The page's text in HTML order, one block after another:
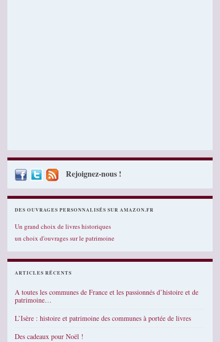
Rejoignez-nous !
DES OUVRAGES PERSONNALISÉS SUR AMAZON.FR
Un grand choix de livres historiques
un choix d'ouvrages sur le patrimoine
ARTICLES RÉCENTS
A toutes les communes de France et les passionnés d’histoire et de
patrimoine…
L’Isère : histoire et patrimoine des communes à portée de livres
Des cadeaux pour Noël !